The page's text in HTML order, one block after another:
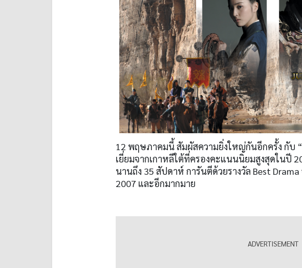
12 พฤษภาคมนี้ สัมผัสความยิ่งใหญ่กันอีกครั้ง กับ “
เยี่ยมจากเกาหลีใต้ที่ครองคะแนนนิยมสูงสุดในปี
นานถึง 35 สัปดาห์ การันตีด้วยรางวัล Best Drama
2007 และอีกมากมาย